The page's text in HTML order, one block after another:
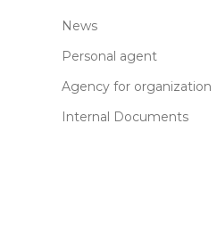
News
Personal agent
Agency for organization
Internal Documents